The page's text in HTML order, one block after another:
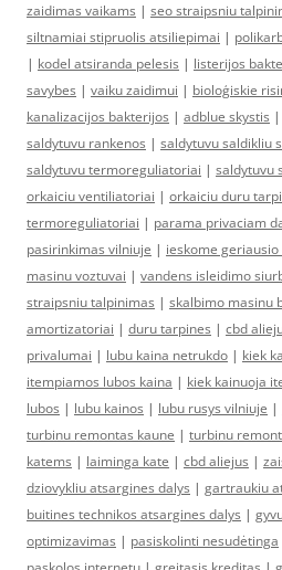
zaidimas vaikams | seo straipsniu
siltnamiai stipruolis atsiliepimai |
| kodel atsiranda pelesis | listerijos
savybes | vaiku zaidimui | bioloģiskie
kanalizacijos bakterijos | adblue skystis |
saldytuvu rankenos | saldytuvu saldikliu
saldytuvu termoreguliatoriai | saldytuvu
orkaiciu ventiliatoriai | orkaiciu duru
termoreguliatoriai | parama privaciam
pasirinkimas vilniuje | ieskome
masinu voztuvai | vandens isleidimo
straipsniu talpinimas | skalbimo masinu
amortizatoriai | duru tarpines | cbd
privalumai | lubu kaina netrukdo | kiek
itempiamos lubos kaina | kiek kainuoja
lubos | lubu kainos | lubu rusys vilniuje |
turbinu remontas kaune | turbinu
katems | laiminga kate | cbd aliejus |
dziovykliu atsargines dalys | gartraukiu
buitines technikos atsargines dalys |
optimizavimas | pasiskolinti nesudėtinga